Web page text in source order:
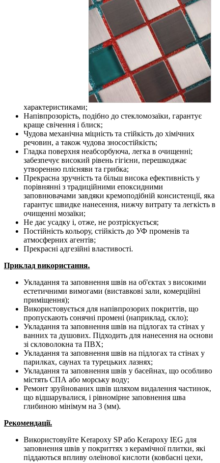
характеристиками;
Напівпрозорість, подібно до стекломозаїки, гарантує
краще свічення і блиск;
Чудова механічна міцність та стійкість до хімічних
речовин, а також чудова зносостійкість;
Гладка поверхня неабсорбуюча, легка в очищенні;
забезпечує високий рівень гігієни, перешкоджає
утворенню плісняви ​​та грибка;
Прекрасна зручність та більш висока ефективність у
порівнянні з традиційними епоксидними
заповнювачами завдяки кремоподібній консистенції, яка
гарантує швидке нанесення, нижчу витрату та легкість в
очищенні мозаїки;
Не дає усадку і, отже, не розтріскується;
Постійність кольору, стійкість до УФ променів та
атмосферних агентів;
Прекрасні адгезійні властивості.
Приклад використання.
Укладання та заповнення швів на об'єктах з високими
естетичними вимогами (виставкові зали, комерційні
приміщення);
Використовується для напівпрозорих покриттів, що
пропускають сонячні промені (наприклад, скло);
Укладання та заповнення швів на підлогах та стінах у
ванних та душових. Підходить для нанесення на основи
зі скловолокна та ПВХ;
Укладання та заповнення швів на підлогах та стінах у
парилках, саунах та турецьких лазнях;
Укладання та заповнення швів у басейнах, що особливо
містять СПА або морську воду;
Ремонт зруйнованих швів шляхом видалення частинок,
що відшарувалися, і рівномірне заповнення шва
глибиною мінімум на 3 (мм).
Рекомендації.
Використовуйте Kerapoxy SP або Kerapoxy IEG для
заповнення швів у покриттях з керамічної плитки, які
піддаються впливу олеїнової кислоти (ковбасні цехи,